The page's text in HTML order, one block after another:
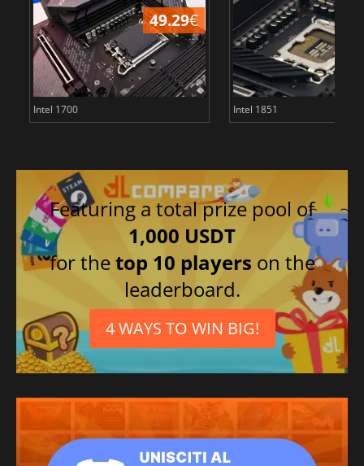
49.29€
Intel 1700 Intel 1851
Featuring a total prize pool of
1,000 USDT
for thetop 10 players on the
leaderboard.
4 WAYS TO WIN BIG!